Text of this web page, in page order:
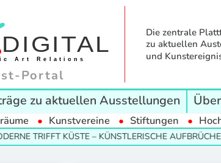
Portal
Die zentrale
zu aktuellen
und
zu aktuellen Ausstellungen
Kunstvereine Stiftungen
KÜSTE – KÜNSTLERISCHE AUFBRÜCHE IM